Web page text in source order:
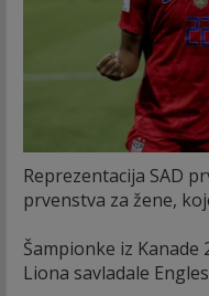
Reprezentacija SAD
prvenstva za žene,
Šampionke iz
Liona savladale